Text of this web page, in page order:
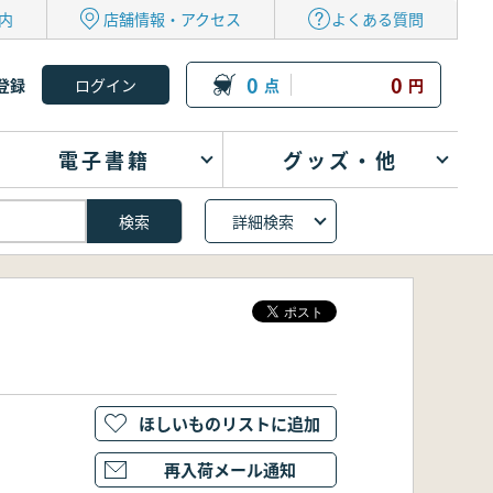
店舗情報・アクセス よくある質問
録 0 点 0 円
電子書籍 グッズ・他
詳細検索
ほしいものリストに追加
再入荷メール通知